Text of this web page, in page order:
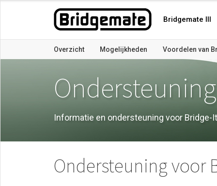
Bridgemate III
Overzicht Mogelijkheden Voordelen van
Ondersteuning
Informatie en ondersteuning voor Bridge-It
Ondersteuning voor